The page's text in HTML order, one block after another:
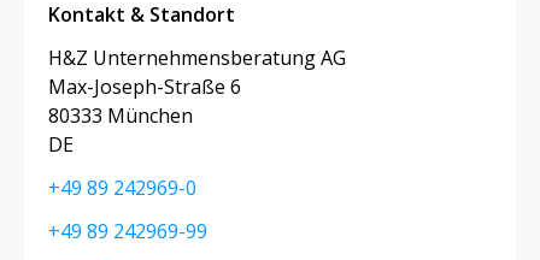
Kontakt & Standort
H&Z Unternehmensberatung AG
Max-Joseph-Straße 6
80333 München
DE
+49 89 242969-0
+49 89 242969-99